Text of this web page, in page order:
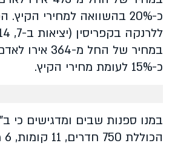
במחיר של החל מ-
כ-15% לעומת מחירי הקיץ.
במנו ספנות שבים ומדגישים כי